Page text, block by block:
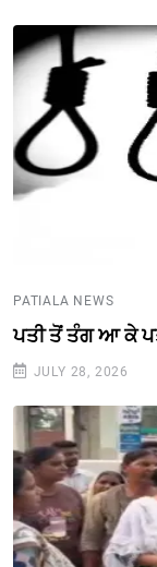
PATIALA NEWS
ਪਤੀ ਤੋਂ ਤੰਗ ਆ ਕੇ
JULY 28, 2026